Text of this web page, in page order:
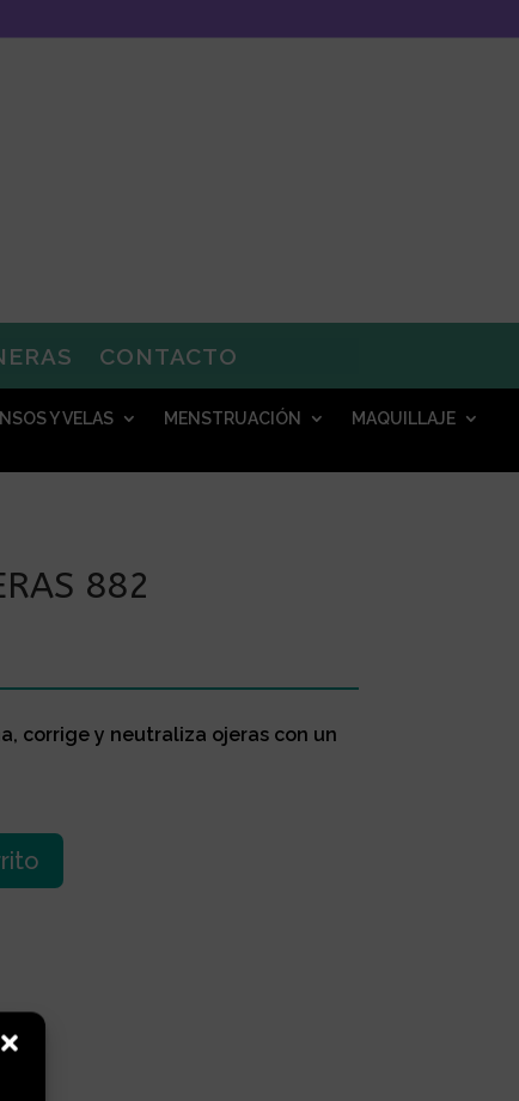
CONTACTO
Y VELAS MENSTRUACIÓN MAQUILLAJE
882
corrige y neutraliza ojeras con un